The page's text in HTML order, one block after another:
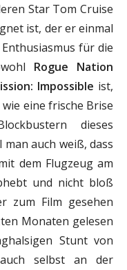
Star Tom Cruise
ist, der er einmal
für die
Rogue Nation
Impossible ist,
eine frische Brise
dieses
auch weiß, dass
dem Flugzeug am
und nicht bloß
zum Film gesehen
Monaten gelesen
Stunt von
selbst an der